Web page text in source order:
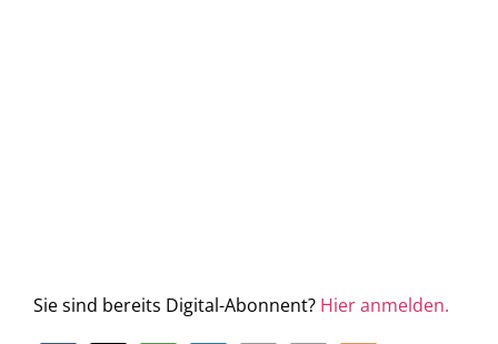
Sie sind bereits Digital-Abonnent? Hier anmelden.